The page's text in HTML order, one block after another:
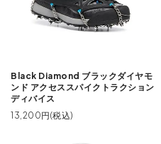
Black Diamond ブラックダイヤモ
ンド アクセススパイクトラクション
ディバイス
13,200円(税込)